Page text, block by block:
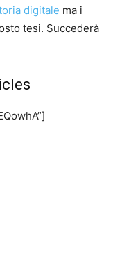
digitale ma i
tesi. Succederà